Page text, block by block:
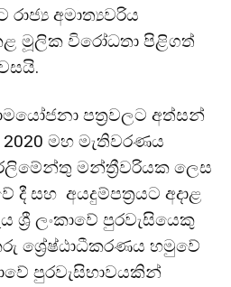
අමාත්‍යවරිය
මූලික විරෝධතා පිළිගත්
පත්‍රවලට අත්සන්
මහ මැතිවරණය
මන්ත්‍රීවරියක ලෙස
දී සහ අයදුම්පත්‍රයට අදාළ
ශ්‍රී ලංකාවේ පුරවැසියෙකු
ශ්‍රේෂ්ඨාධීකරණය හමුවේ
පුරවැසිභාවයකින්